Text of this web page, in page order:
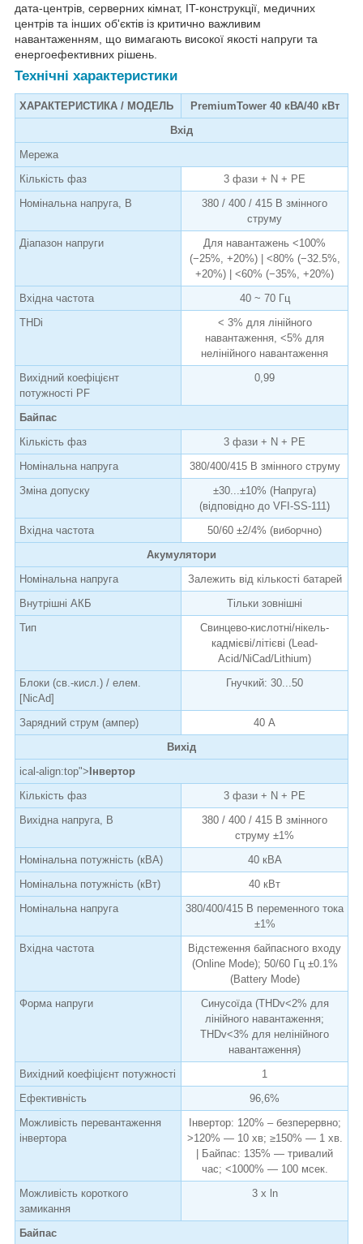
дата-центрів, серверних кімнат, IT-конструкції, медичних
центрів та інших об'єктів із критично важливим
навантаженням, що вимагають високої якості напруги та
енергоефективних рішень.
Технічні характеристики
ХАРАКТЕРИСТИКА / МОДЕЛЬ
PremiumTower 40 кВА/40 кВт
Вхід
Мережа
Кількість фаз
3 фази + N + PE
Номінальна напруга, В
380 / 400 / 415 В змінного
струму
Діапазон напруги
Для навантажень <100%
(−25%, +20%) | <80% (−32.5%,
+20%) | <60% (−35%, +20%)
Вхідна частота
40 ~ 70 Гц
THDi
< 3% для лінійного
навантаження, <5% для
нелінійного навантаження
Вихідний коефіцієнт
потужності PF
0,99
Байпас
Кількість фаз
3 фази + N + PE
Номінальна напруга
380/400/415 В змінного струму
Зміна допуску
±30...±10% (Напруга)
(відповідно до VFI-SS-111)
Вхідна частота
50/60 ±2/4% (виборчно)
Акумулятори
Номінальна напруга
Залежить від кількості батарей
Внутрішні АКБ
Тільки зовнішні
Тип
Свинцево-кислотні/нікель-
кадмієві/літієві (Lead-
Acid/NiCad/Lithium)
Блоки (св.-кисл.) / елем.
[NicAd]
Гнучкий: 30...50
Зарядний струм (ампер)
40 А
Вихід
ical-align:top">Інвертор
Кількість фаз
3 фази + N + PE
Вихідна напруга, В
380 / 400 / 415 В змінного
струму ±1%
Номінальна потужність (кВА)
40 кВА
Номінальна потужність (кВт)
40 кВт
Номінальна напруга
380/400/415 В переменного тока
±1%
Вхідна частота
Відстеження байпасного входу
(Online Mode); 50/60 Гц ±0.1%
(Battery Mode)
Форма напруги
Синусоїда (THDv<2% для
лінійного навантаження;
THDv<3% для нелінійного
навантаження)
Вихідний коефіцієнт потужності
1
Ефективність
96,6%
Можливість перевантаження
інвертора
Інвертор: 120% – безперервно;
>120% — 10 хв; ≥150% — 1 хв.
| Байпас: 135% — тривалий
час; <1000% — 100 мсек.
Можливість короткого
замикання
3 x ln
Байпас